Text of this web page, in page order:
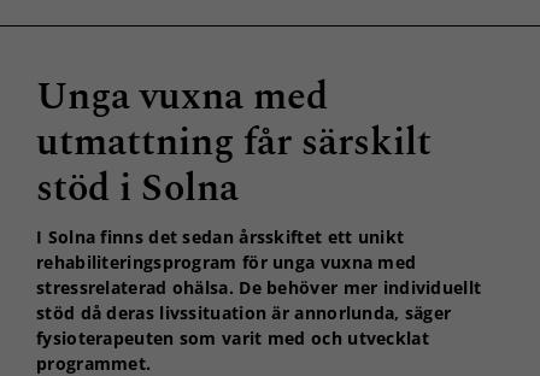
Unga vuxna med
utmattning får särskilt
stöd i Solna
I Solna finns det sedan årsskiftet ett unikt
rehabiliteringsprogram för unga vuxna med
stressrelaterad ohälsa. De behöver mer individuellt
stöd då deras livssituation är annorlunda, säger
fysioterapeuten som varit med och utvecklat
programmet.